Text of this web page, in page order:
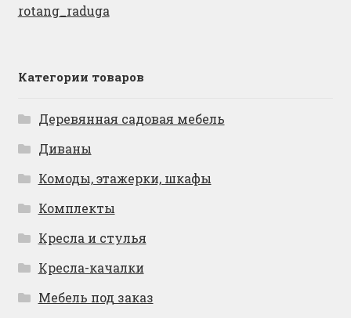
rotang_raduga
Категории товаров
Деревянная садовая мебель
Диваны
Комоды, этажерки, шкафы
Комплекты
Кресла и стулья
Кресла-качалки
Мебель под заказ